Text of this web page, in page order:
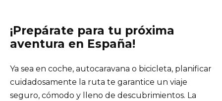
¡Prepárate para tu próxima
aventura en España!
Ya sea en coche, autocaravana o bicicleta, planificar
cuidadosamente la ruta te garantice un viaje
seguro, cómodo y lleno de descubrimientos. La